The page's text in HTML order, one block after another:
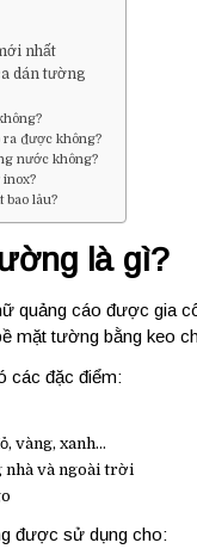
nhất
dán tường
ra được không?
nước không?
bao lâu?
là gì?
quảngcáođượcgia
mặttườngbằngkeo
cácđặcđiểm:
vàng,xanh…
nhàvàngoàitrời
đượcsửdụngcho: